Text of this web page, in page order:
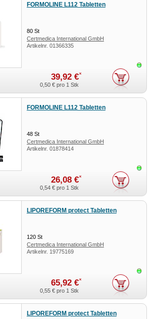
FORMOLINE L112 Tabletten
80 St
Certmedica International GmbH
Artikelnr. 01366335
39,92 €*
0,50 €pro 1 Stk
FORMOLINE L112 Tabletten
48 St
Certmedica International GmbH
Artikelnr. 01878414
26,08 €*
0,54 €pro 1 Stk
LIPOREFORM protect Tabletten
120 St
Certmedica International GmbH
Artikelnr. 19775169
65,92 €*
0,55 €pro 1 Stk
LIPOREFORM protect Tabletten